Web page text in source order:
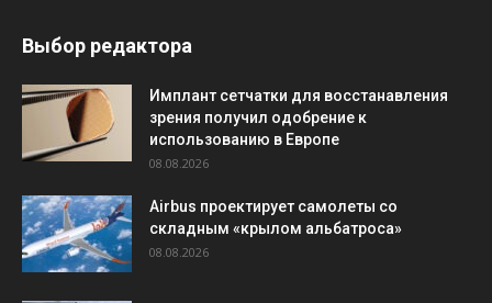
Выбор редактора
Имплант сетчатки для восстанавления
зрения получил одобрение к
использованию в Европе
08.08.2026
Airbus проектирует самолеты со
складным «крылом альбатроса»
08.08.2026